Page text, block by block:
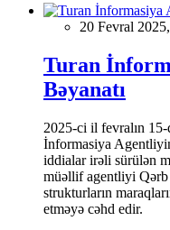
20 Fevral
Turan
Bəyanatı
2025-ci il fevralın 15-
İnformasiya
iddialar irəli sürülən
müəllif agentliyi Qərb
strukturların
etməyə cəhd edir.